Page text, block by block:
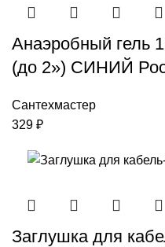
Анаэробный гель
(до 2») СИНИЙ
Сантехмастер
329 ₽
Заглушка для